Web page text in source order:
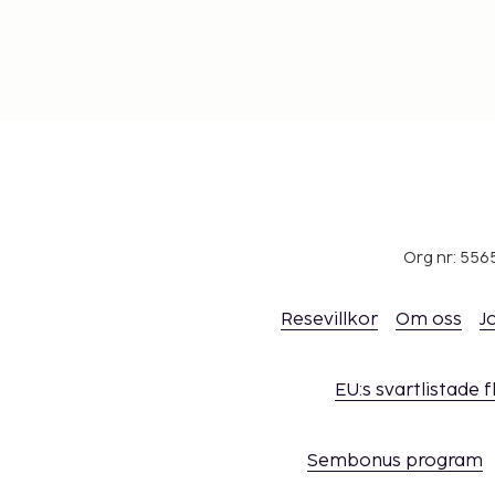
Org nr:
Resevillkor Om oss
EU:s svartlistade
Sembonus program